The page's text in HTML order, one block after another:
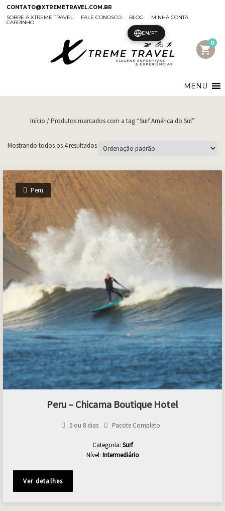
CONTATO@XTREMETRAVEL.COM.BR
SOBRE A XTREME TRAVEL
FALE CONOSCO BLOG MINHA CONTA
CARRINHO
shopping_cart
0
MENU
Início / Produtos marcados com a tag “Surf América do Sul”
Mostrando todos os 4 resultados
Peru
Peru – Chicama Boutique Hotel
5 ou 8 dias Pacote Completo
Categoria: Surf
Nível: Intermediário
Ver detalhes
EN/PT